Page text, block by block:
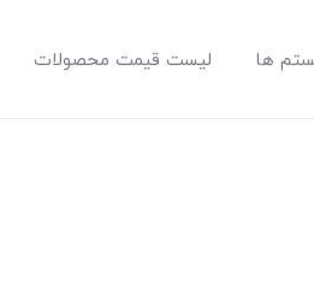
ها لیست قیمت محصولات